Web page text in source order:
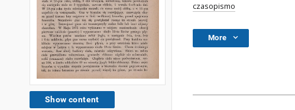
Show content
czasopismo
More